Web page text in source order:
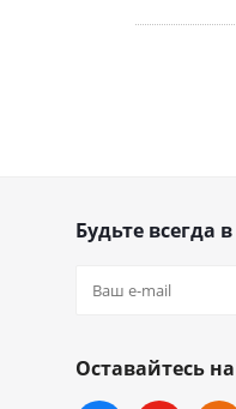
Будьте всегда
Оставайтесь